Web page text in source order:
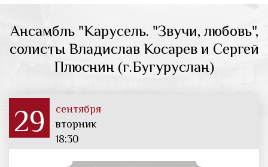
Ансамбль "Карусель. "Звучи, любовь",
солисты Владислав Косарев и Сергей
Плюснин (г.Бугуруслан)
29
сентября
вторник
18:30